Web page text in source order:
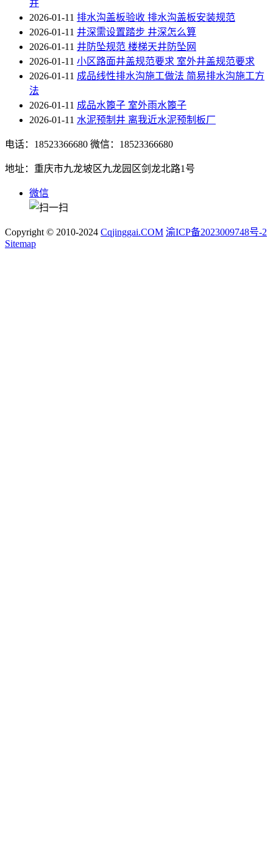
井
2026-01-11 排水沟盖板验收 排水沟盖板安装规范
2026-01-11 井深需设置踏步 井深怎么算
2026-01-11 井防坠规范 楼梯天井防坠网
2026-01-11 小区路面井盖规范要求 室外井盖规范要求
2026-01-11 成品线性排水沟施工做法 简易排水沟施工方
法
2026-01-11 成品水篦子 室外雨水篦子
2026-01-11 水泥预制井 离我近水泥预制板厂
电话：18523366680 微信：18523366680
地址：重庆市九龙坡区九龙园区剑龙北路1号
微信
Copyright © 2010-2024 Cqjinggai.COM 渝ICP备2023009748号-2
Sitemap